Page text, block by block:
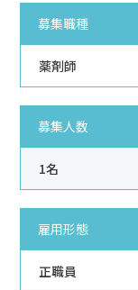
募集職種
薬剤師
募集人数
1名
雇用形態
正職員